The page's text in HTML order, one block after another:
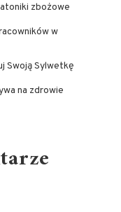
zbożowe
w
Swoją Sylwetkę
na zdrowie